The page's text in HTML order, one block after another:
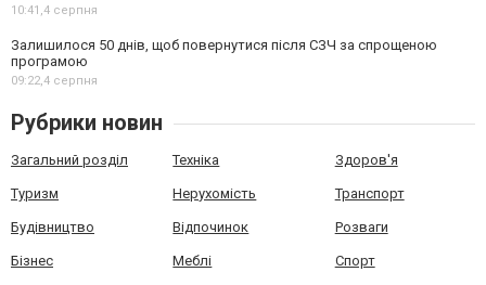
10:41,4 серпня
Залишилося 50 днів, щоб повернутися після СЗЧ за спрощеною
програмою
09:22,4 серпня
Рубрики новин
Загальний розділ Техніка Здоров'я
Туризм Нерухомість Транспорт
Будівництво Відпочинок Розваги
Бізнес Меблі Спорт